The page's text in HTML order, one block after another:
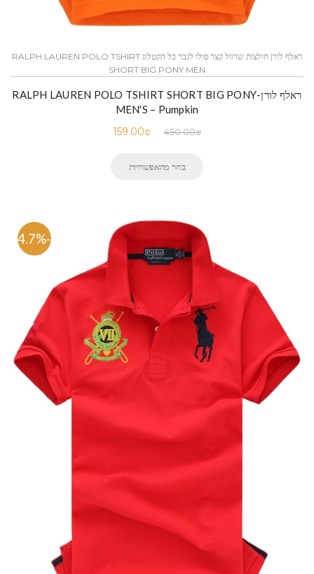
ראלף לורן חולצות שרוול קצר פולו לגבר כל הקטלוג RALPH LAUREN POLO TSHIRT
SHORT BIG PONY MEN
ראלף לורן-RALPH LAUREN POLO TSHIRT SHORT BIG PONY
MEN'S – Pumpkin
450.00₪
159.00₪
בחר מהאפשרויות
-64.7%